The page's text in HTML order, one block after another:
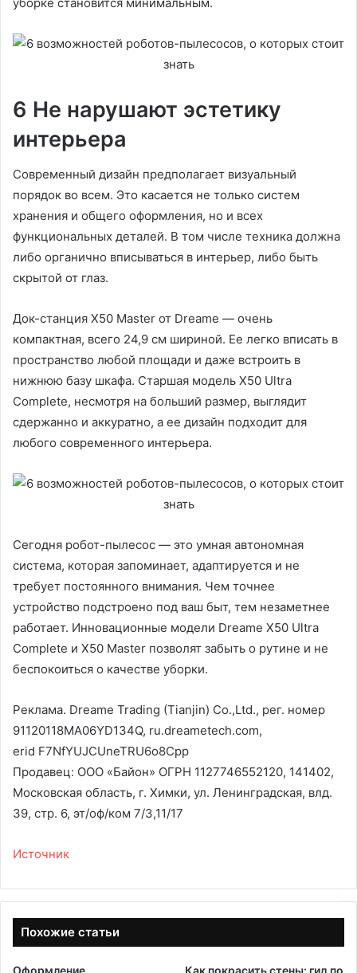
6 Не нарушают эстетику
интерьера
Современный дизайн предполагает визуальный
порядок во всем. Это касается не только систем
хранения и общего оформления, но и всех
функциональных деталей. В том числе техника должна
либо органично вписываться в интерьер, либо быть
скрытой от глаз.
Док-станция X50 Master от Dreame — очень
компактная, всего 24,9 см шириной. Ее легко вписать в
пространство любой площади и даже встроить в
нижнюю базу шкафа. Старшая модель X50 Ultra
Complete, несмотря на больший размер, выглядит
сдержанно и аккуратно, а ее дизайн подходит для
любого современного интерьера.
Сегодня робот-пылесос — это умная автономная
система, которая запоминает, адаптируется и не
требует постоянного внимания. Чем точнее
устройство подстроено под ваш быт, тем незаметнее
работает. Инновационные модели Dreame X50 Ultra
Complete и X50 Master позволят забыть о рутине и не
беспокоиться о качестве уборки.
Реклама. Dreame Trading (Tianjin) Co.,Ltd., рег. номер
91120118MA06YD134Q, ru.dreametech.com,
erid F7NfYUJCUneTRU6o8Cpp
Продавец: ООО «Байон» ОГРН 1127746552120, 141402,
Московская область, г. Химки, ул. Ленинградская, влд.
39, стр. 6, эт/оф/ком 7/3,11/17
Источник
Похожие статьи